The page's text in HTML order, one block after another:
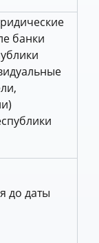
банки
до даты